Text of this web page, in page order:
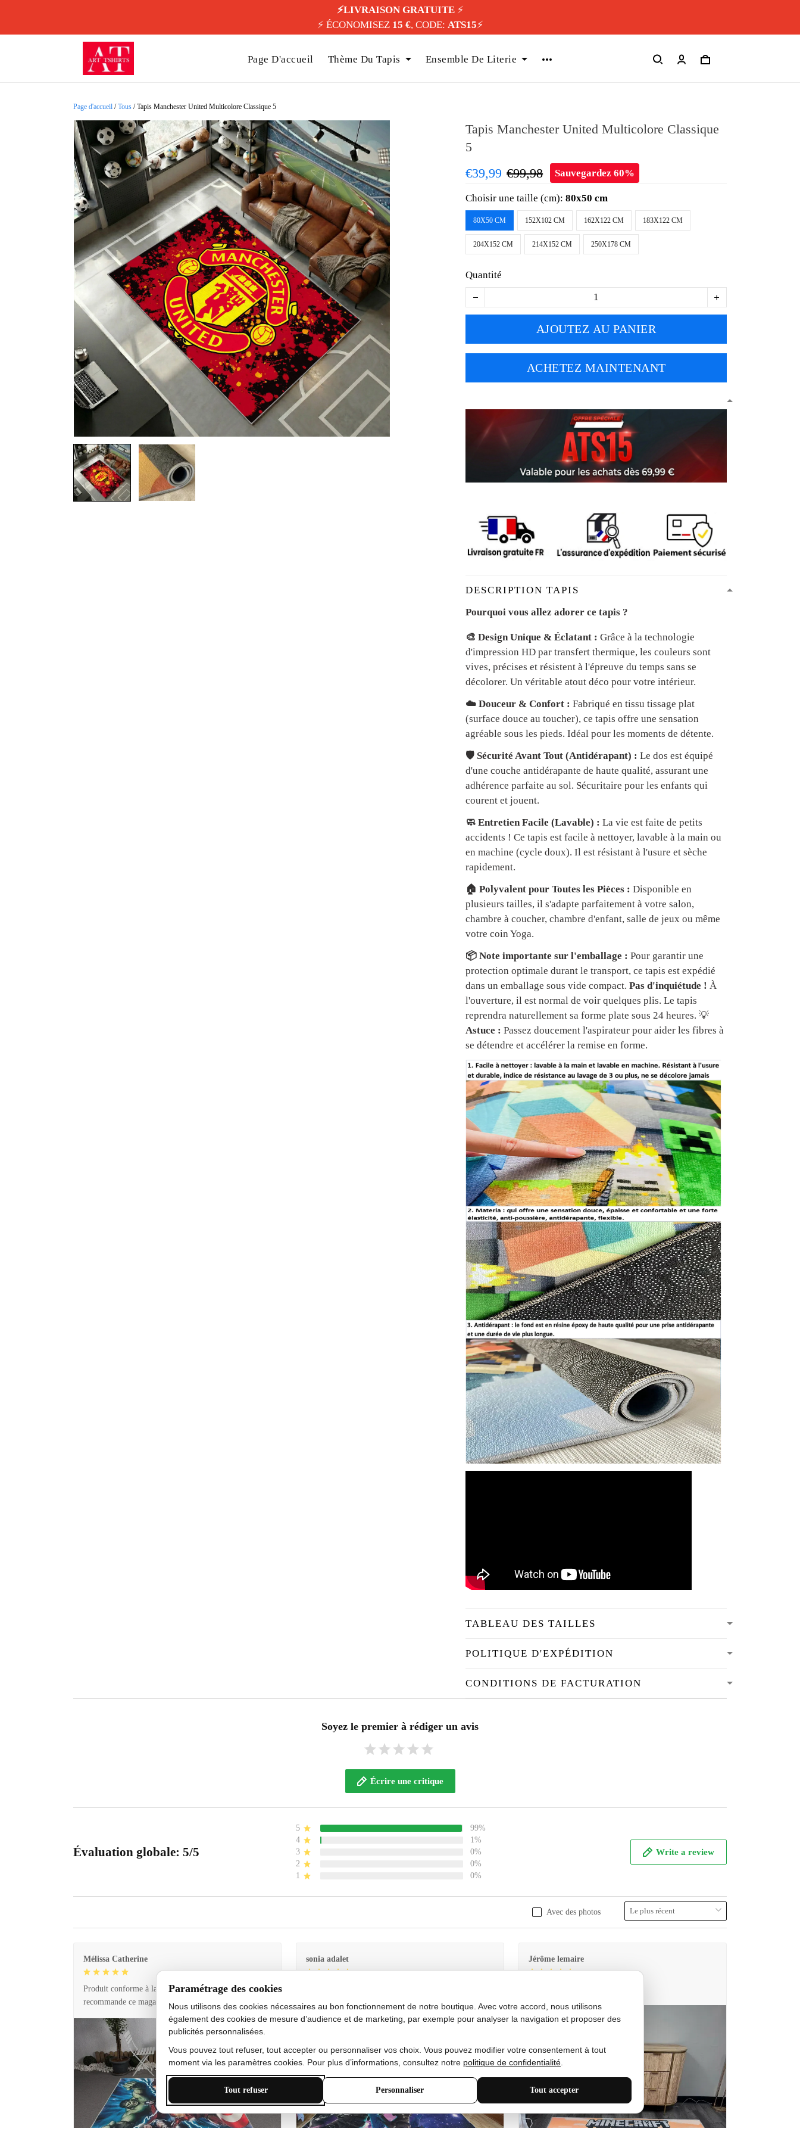
⚡️LIVRAISON GRATUITE⚡️
⚡️ ÉCONOMISEZ 15 €, CODE: ATS15⚡️
Page D'accueil Thème Du Tapis Ensemble De Literie
Page d'accueil /Tous /Tapis Manchester United Multicolore Classique 5
Tapis Manchester United Multicolore Classique
5
€39,99 €99,98 Sauvegardez 60%
Choisir une taille (cm):80x50 cm
80X50 CM 152X102 CM 162X122 CM 183X122 CM
204X152 CM 214X152 CM 250X178 CM
Quantité
AJOUTEZ AU PANIER
ACHETEZ MAINTENANT
DESCRIPTION TAPIS
Pourquoi vous allez adorer ce tapis ?
🎨 Design Unique & Éclatant : Grâce à la technologie
d'impression HD par transfert thermique, les couleurs sont
vives, précises et résistent à l'épreuve du temps sans se
décolorer. Un véritable atout déco pour votre intérieur.
☁️ Douceur & Confort : Fabriqué en tissu tissage plat
(surface douce au toucher), ce tapis offre une sensation
agréable sous les pieds. Idéal pour les moments de détente.
🛡️ Sécurité Avant Tout (Antidérapant) : Le dos est équipé
d'une couche antidérapante de haute qualité, assurant une
adhérence parfaite au sol. Sécuritaire pour les enfants qui
courent et jouent.
🧼 Entretien Facile (Lavable) : La vie est faite de petits
accidents ! Ce tapis est facile à nettoyer, lavable à la main ou
en machine (cycle doux). Il est résistant à l'usure et sèche
rapidement.
🏠 Polyvalent pour Toutes les Pièces : Disponible en
plusieurs tailles, il s'adapte parfaitement à votre salon,
chambre à coucher, chambre d'enfant, salle de jeux ou même
votre coin Yoga.
📦 Note importante sur l'emballage : Pour garantir une
protection optimale durant le transport, ce tapis est expédié
dans un emballage sous vide compact.Pas d'inquiétude ! À
l'ouverture, il est normal de voir quelques plis. Le tapis
reprendra naturellement sa forme plate sous 24 heures. 💡
Astuce : Passez doucement l'aspirateur pour aider les fibres à
se détendre et accélérer la remise en forme.
TABLEAU DES TAILLES
POLITIQUE D'EXPÉDITION
CONDITIONS DE FACTURATION
Soyez le premier à rédiger un avis
Écrire une critique
Évaluation globale: 5/5
5
99%
4
1%
3
0%
2
0%
1
0%
Write a review
Avec des photos
Mélissa Catherine
Produit conforme à la description et livraison rapide. Je
recommande ce magasin !
sonia adalet
bon état doux
Jérôme lemaire
Paramétrage des cookies
Nous utilisons des cookies nécessaires au bon fonctionnement de notre boutique. Avec votre accord, nous utilisons
également des cookies de mesure d’audience et de marketing, par exemple pour analyser la navigation et proposer des
publicités personnalisées.
Vous pouvez tout refuser, tout accepter ou personnaliser vos choix. Vous pouvez modifier votre consentement à tout
moment via les paramètres cookies. Pour plus d’informations, consultez notre politique de confidentialité
Tout refuser Personnaliser Tout accepter